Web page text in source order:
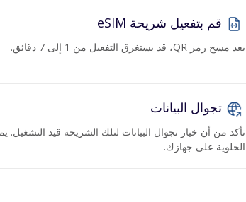
قم بتفعيل شريحة eSIM
بعد مسح رمز QR، قد يستغرق التفعيل من 1 إلى 7 دقائق.
تجوال البيانات
تأكد من أن خيار تجوال البيانات لتلك الشريحة قيد
الخلوية على جهازك.